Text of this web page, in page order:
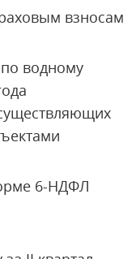
взносам
водному
6-НДФЛ